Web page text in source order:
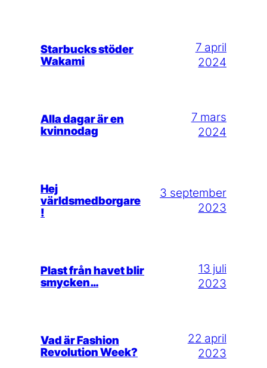
Starbucks stöder
Wakami
7 april
2024
Alla dagar är en
kvinnodag
7 mars
2024
Hej
världsmedborgare
!
3 september
2023
Plast från havet blir
smycken…
13 juli
2023
Vad är Fashion
Revolution Week?
22 april
2023